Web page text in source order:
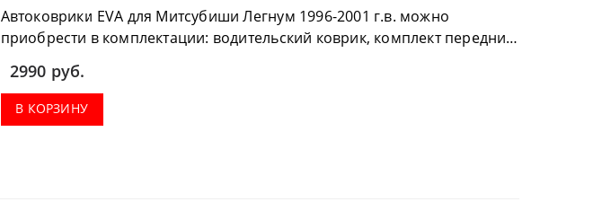
Автоковрики EVA для Митсубиши Легнум 1996-2001 г.в. можно
приобрести в комплектации: водительский коврик, комплект передних,
2990 руб.
В КОРЗИНУ